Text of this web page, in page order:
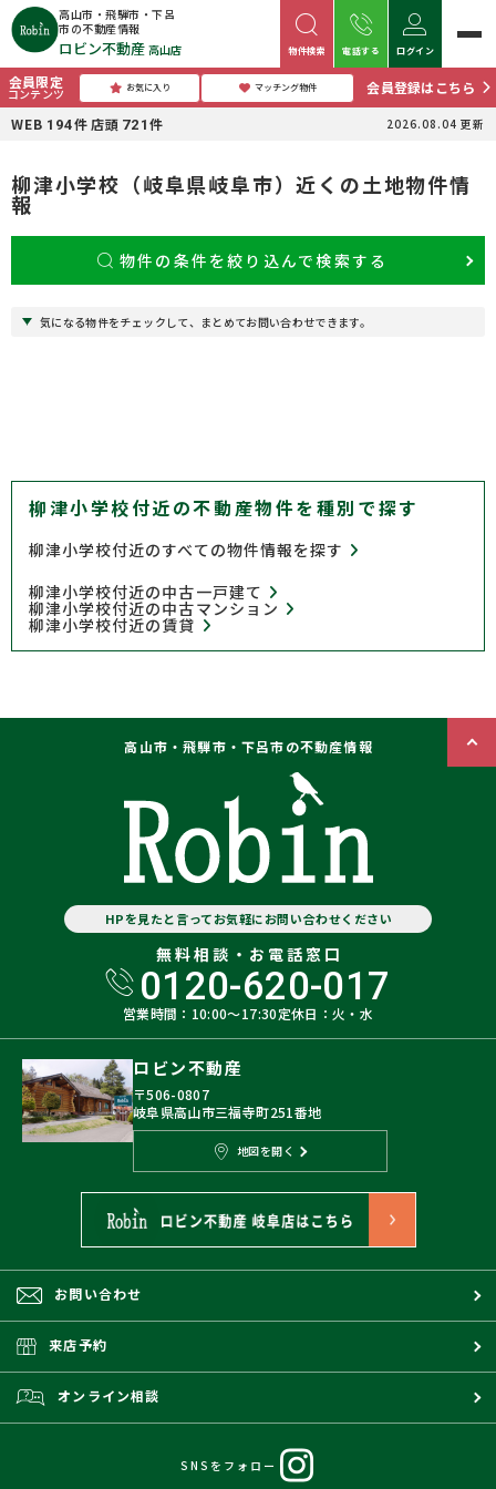
高山市・飛騨市・下呂
市の不動産情報
ロビン不動産 高山店 物件検索 電話する ログイン
会員限定
コンテンツ お気に入り マッチング物件
会員登録はこちら
WEB 194件 店頭 721件 2026.08.04 更新
柳津小学校（岐阜県岐阜市）近くの土地物件情
報
物件の条件を絞り込んで検索する
気になる物件をチェックして、まとめてお問い合わせできます。
柳津小学校付近の不動産物件を種別で探す
柳津小学校付近のすべての物件情報を探す
柳津小学校付近の中古一戸建て
柳津小学校付近の中古マンション
柳津小学校付近の賃貸
高山市・飛騨市・下呂市の不動産情報
HPを見たと言ってお気軽にお問い合わせください
無料相談・お電話窓口
0120-620-017
営業時間：10:00〜17:30定休日：火・水
ロビン不動産
〒506-0807
岐阜県高山市三福寺町251番地
地図を開く
お問い合わせ
来店予約
オンライン相談
SNSをフォロー